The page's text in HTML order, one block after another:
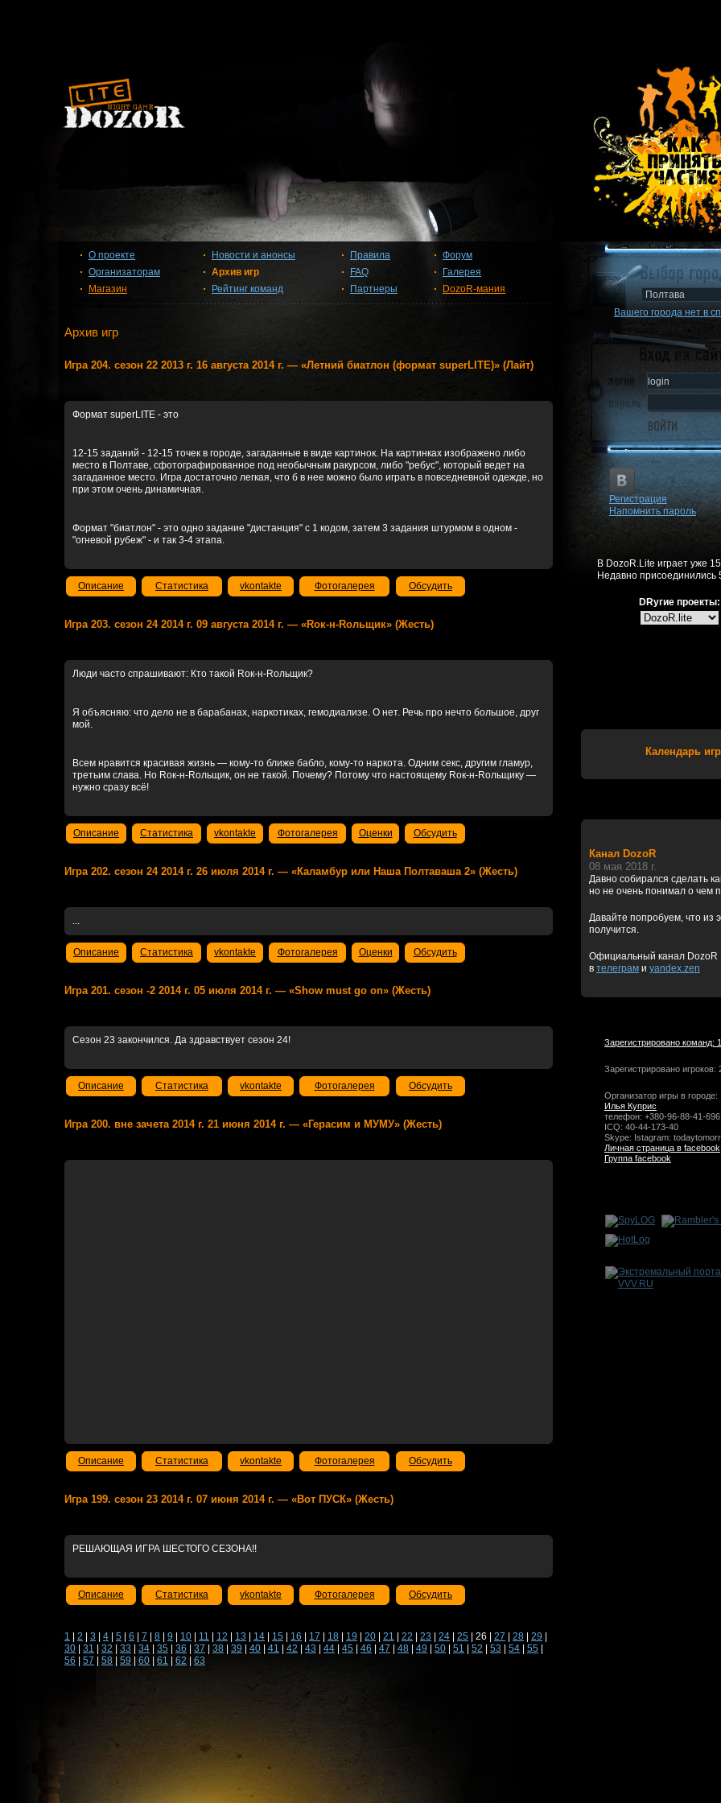
О проекте
Организаторам
Магазин
Новости и анонсы
Архив игр
Рейтинг команд
Правила
FAQ
Партнеры
Форум
Галерея
DozoR-мания
Архив игр
Игра 204. сезон 22 2013 г. 16 августа 2014 г. — «Летний биатлон (формат superLITE)» (Лайт)
Формат superLITE - это
12-15 заданий - 12-15 точек в городе, загаданные в виде картинок. На картинках изображено либо
место в Полтаве, сфотографированное под необычным ракурсом, либо "ребус", который ведет на
загаданное место. Игра достаточно легкая, что б в нее можно было играть в повседневной одежде, но
при этом очень динамичная.
Формат "биатлон" - это одно задание "дистанция" с 1 кодом, затем 3 задания штурмом в одном -
"огневой рубеж" - и так 3-4 этапа.
Описание Статистика vkontakte Фотогалерея Обсудить
Игра 203. сезон 24 2014 г. 09 августа 2014 г. — «Rок-н-Rольщик» (Жесть)
Люди часто спрашивают: Кто такой Rок-н-Rольщик?
Я объясняю: что дело не в барабанах, наркотиках, гемодиализе. О нет. Речь про нечто большое, друг
мой.
Всем нравится красивая жизнь — кому-то ближе бабло, кому-то наркота. Одним секс, другим гламур,
третьим слава. Но Rок-н-Rольщик, он не такой. Почему? Потому что настоящему Rок-н-Rольщику —
нужно сразу всё!
Описание Статистика vkontakte Фотогалерея Оценки Обсудить
Игра 202. сезон 24 2014 г. 26 июля 2014 г. — «Каламбур или Наша Полтаваша 2» (Жесть)
...
Описание Статистика vkontakte Фотогалерея Оценки Обсудить
Игра 201. сезон -2 2014 г. 05 июля 2014 г. — «Show must go on» (Жесть)
Сезон 23 закончился. Да здравствует сезон 24!
Описание Статистика vkontakte Фотогалерея Обсудить
Игра 200. вне зачета 2014 г. 21 июня 2014 г. — «Герасим и МУМУ» (Жесть)
Описание Статистика vkontakte Фотогалерея Обсудить
Игра 199. сезон 23 2014 г. 07 июня 2014 г. — «Вот ПУСК» (Жесть)
РЕШАЮЩАЯ ИГРА ШЕСТОГО СЕЗОНА!!
Описание Статистика vkontakte Фотогалерея Обсудить
1 2 3 4 5 6 7 8 9 10 11 12 13 14 15 16 17 18 19 20 21 22 23 24 25 | 26 | 27 28 29
30
31 32 33 34 35 36 37 38 39 40 41 42 43 44 45 46 47 48 49 50 51 52 53 54 55
56
57 58 59 60 61 62 63
Вашего города нет в
Регистрация
Напомнить пароль
В DozoR.Lite играет уже
Недавно присоединились
DRугие проекты:
Календарь игр
Канал DozoR
08 мая 2018 г.
Давно собирался сделать
но не очень понимал о чем
Давайте попробуем, что из
получится.
Официальный канал DozoR
в телеграм и yandex.zen
Зарегистрировано команд:
Зарегистрировано игроков:
Организатор игры в городе:
Илья Куприс
телефон: +380-96-88-41-696
ICQ: 40-44-173-40
Skype: Istagram:
Личная страница в facebook
Группа facebook